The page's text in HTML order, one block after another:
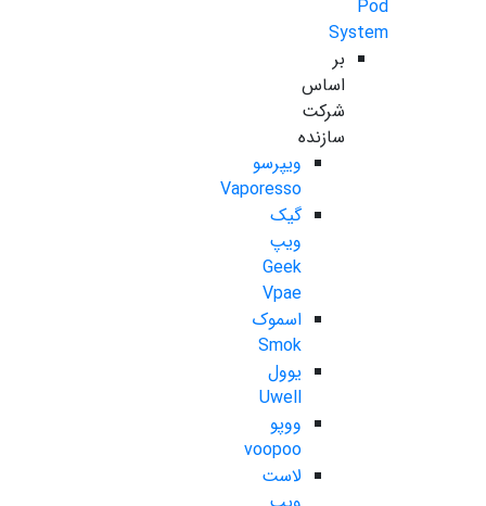
Pod
System
بر
اساس
شرکت
سازنده
ویپرسو
Vaporesso
گیک
ویپ
Geek
Vpae
اسموک
Smok
یوول
Uwell
ووپو
voopoo
لاست